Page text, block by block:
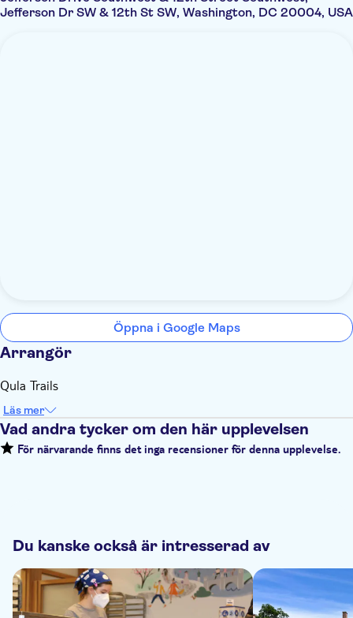
Jefferson Dr SW & 12th St SW, Washington, DC 20004, USA
Öppna i Google Maps
Arrangör
Qula Trails
Läs mer
Vad andra tycker om den här upplevelsen
För närvarande finns det inga recensioner för denna upplevelse.
Du kanske också är intresserad av